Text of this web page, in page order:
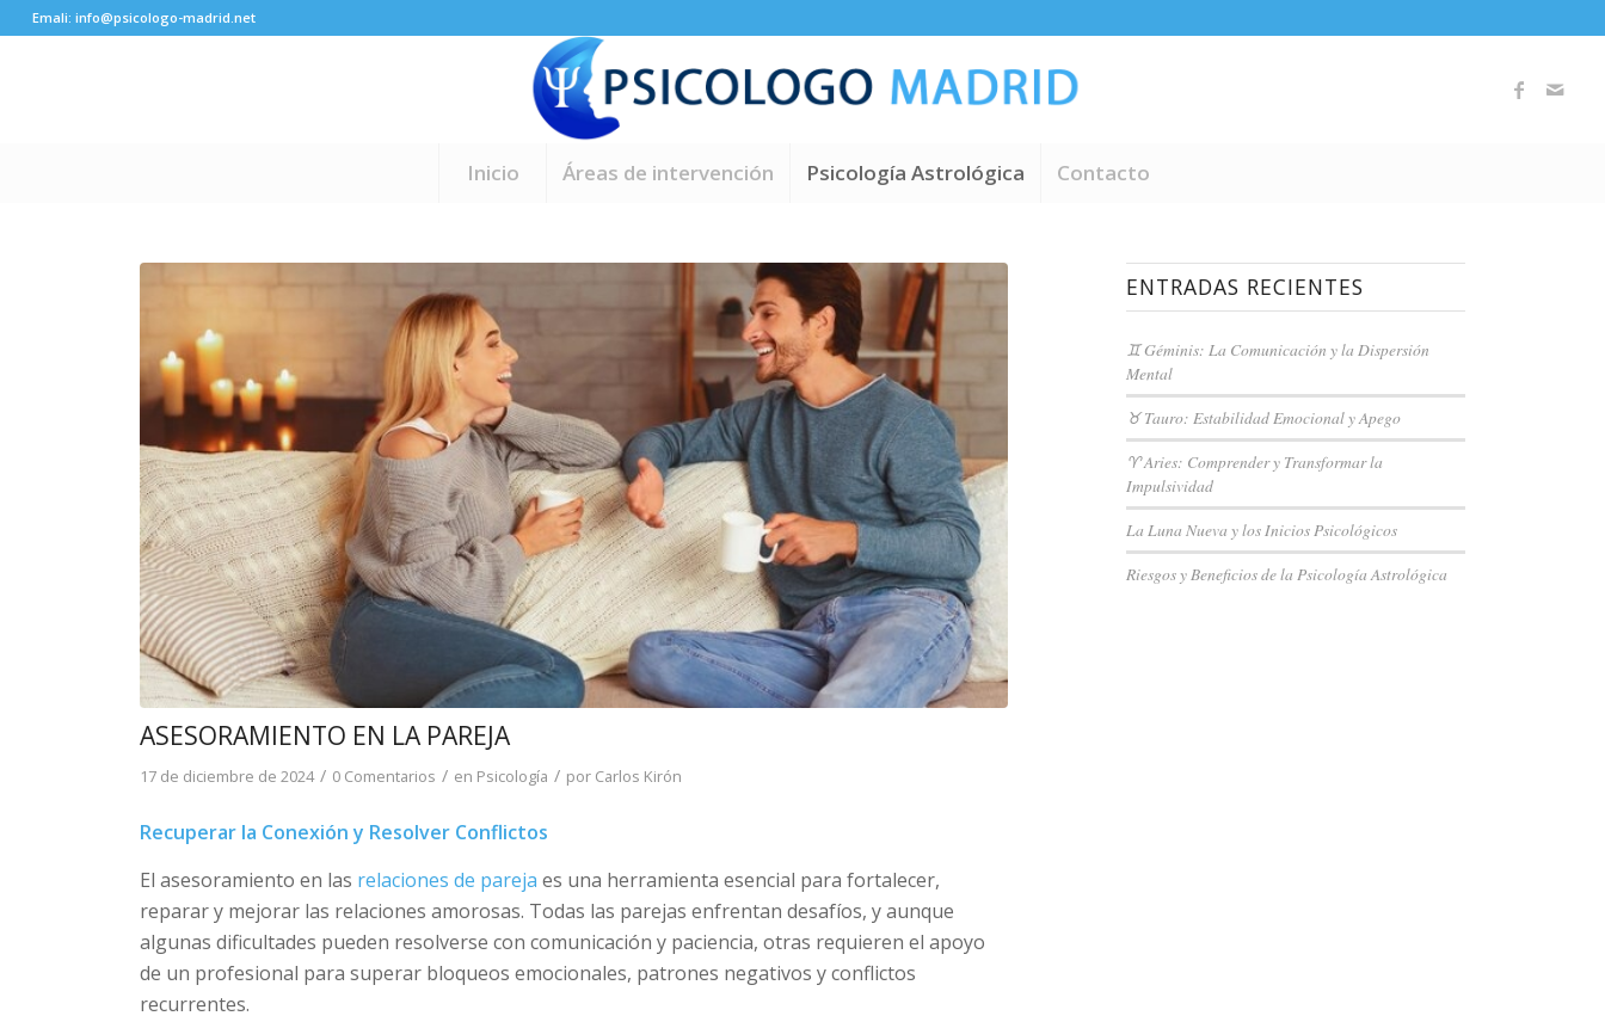
Emali: info@psicologo-madrid.net
Inicio Áreas de intervención Psicología Astrológica Contacto
ASESORAMIENTO EN LA PAREJA
17 de diciembre de 2024 / 0 Comentarios / en Psicología / por Carlos Kirón
Recuperar la Conexión y Resolver Conflictos
El asesoramiento en las relaciones de parejaes una herramienta esencial para fortalecer,
reparar y mejorar las relaciones amorosas. Todas las parejas enfrentan desafíos, y aunque
algunas dificultades pueden resolverse con comunicación y paciencia, otras requieren el apoyo
de un profesional para superar bloqueos emocionales, patrones negativos y conflictos
recurrentes.
ENTRADAS RECIENTES
♊ Géminis: La Comunicación y la Dispersión
Mental
♉ Tauro: Estabilidad Emocional y Apego
♈ Aries: Comprender y Transformar la
Impulsividad
La Luna Nueva y los Inicios Psicológicos
Riesgos y Beneficios de la Psicología Astrológica